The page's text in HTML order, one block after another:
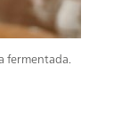
fermentada.